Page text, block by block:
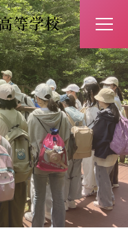
お問い合わせ
イベント予約